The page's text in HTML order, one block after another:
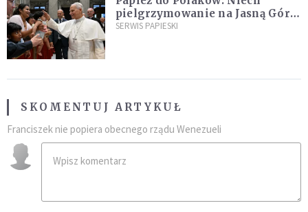
pielgrzymowanie na Jasną Górę
umocni wiarę i nadzieję
SERWIS PAPIESKI
SKOMENTUJ ARTYKUŁ
Franciszek nie popiera obecnego rządu Wenezueli